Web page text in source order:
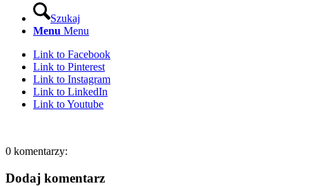
Szukaj
Menu Menu
Link to Facebook
Link to Pinterest
Link to Instagram
Link to LinkedIn
Link to Youtube
0 komentarzy:
Dodaj komentarz